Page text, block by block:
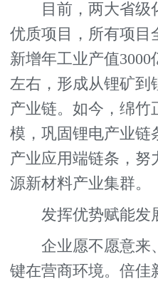
目前，两大省级
优质项目，所有项目
新增年工业产值3000
左右，形成从锂矿到
产业链。如今，绵竹
模，巩固锂电产业链
产业应用端链条，努
源新材料产业集群。
发挥优势赋能发
企业愿不愿意来
键在营商环境。倍佳